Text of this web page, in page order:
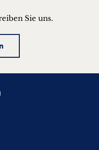
Sie uns.